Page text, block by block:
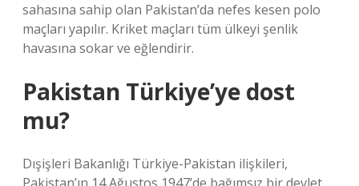
sahasına sahip olan Pakistan’da nefes kesen polo
maçları yapılır. Kriket maçları tüm ülkeyi şenlik
havasına sokar ve eğlendirir.
Pakistan Türkiye’ye dost
mu?
Dışişleri Bakanlığı Türkiye-Pakistan ilişkileri,